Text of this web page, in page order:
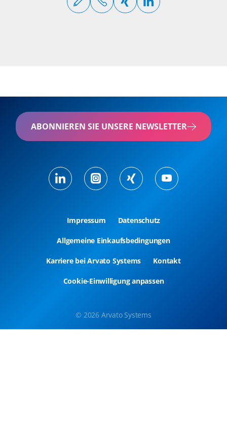
ABONNIEREN SIE UNSERE NEWSLETTER
Impressum Datenschutz
Allgemeine Einkaufsbedingungen
Karriere bei Arvato Systems Kontakt
Cookie-Einwilligung anpassen
© 2026 Arvato Systems